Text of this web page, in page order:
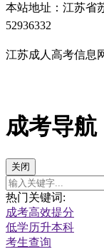
本站地址：江苏省
52936332
江苏成人高考信息
成考导航
关闭
热门关键词:
成考高效提分
低学历升本科
考生查询